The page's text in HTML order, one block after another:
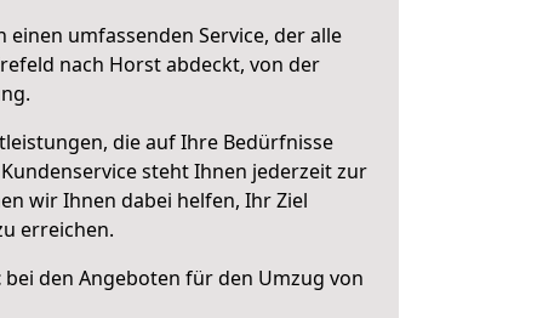
einen umfassenden Service, der alle
nach Horst abdeckt, von der
die auf Ihre Bedürfnisse
steht Ihnen jederzeit zur
wir Ihnen dabei helfen, Ihr Ziel
erreichen.
bei den Angeboten für den Umzug von